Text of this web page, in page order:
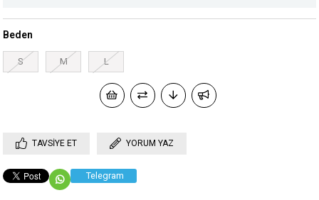
Beden
S M L
TAVSIYE ET YORUM YAZ
Telegram